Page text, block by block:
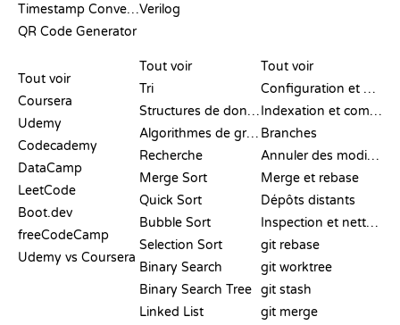
Timestamp Converter
QR Code Generator
Verilog
Tout voir
Coursera
Udemy
Codecademy
DataCamp
LeetCode
Boot.dev
freeCodeCamp
Udemy vs Coursera
Tout voir
Tri
Structures de données
Algorithmes de graphes
Recherche
Merge Sort
Quick Sort
Bubble Sort
Selection Sort
Binary Search
Binary Search Tree
Linked List
Tout voir
Configuration et mise en place
Indexation et commit
Branches
Annuler des modifications
Merge et rebase
Dépôts distants
Inspection et nettoyage
git rebase
git worktree
git stash
git merge